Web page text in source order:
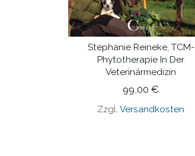
IN DEN WARENKORB
Stephanie Reineke, TCM-
Phytotherapie In Der
Veterinärmedizin
99,00 €
Zzgl. Versandkosten